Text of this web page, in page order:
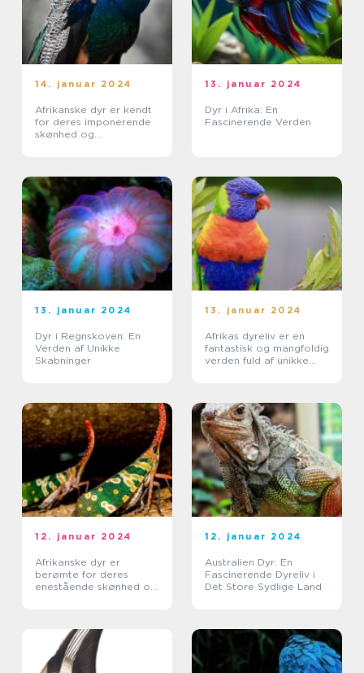
14. januar 2024
Afrikanske dyr er kendt
for deres imponerende
skønhed og
verden
13. januar 2024
Dyr i Afrika: En
Fascinerende Verden
13. januar 2024
Dyr i Regnskoven: En
Verden af Unikke
Skabninger
13. januar 2024
Afrikas dyreliv er en
fantastisk og mangfoldig
verden fuld af unikke
på kontinentet
12. januar 2024
Afrikanske dyr er
berømte for deres
enestående skønhed og
12. januar 2024
Australien Dyr: En
Fascinerende Dyreliv i
Det Store Sydlige Land